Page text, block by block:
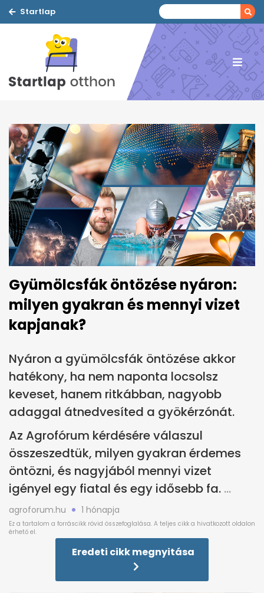
Startlap
Gyümölcsfák öntözése nyáron:
milyen gyakran és mennyi vizet
kapjanak?
Nyáron a gyümölcsfák öntözése akkor
hatékony, ha nem naponta locsolsz
keveset, hanem ritkábban, nagyobb
adaggal átnedvesíted a gyökérzónát.
Az Agrofórum kérdésére válaszul
összeszedtük, milyen gyakran érdemes
öntözni, és nagyjából mennyi vizet
igényel egy fiatal és egy idősebb fa.
agroforum.hu 1 hónapja
Eredeti cikk megnyitása